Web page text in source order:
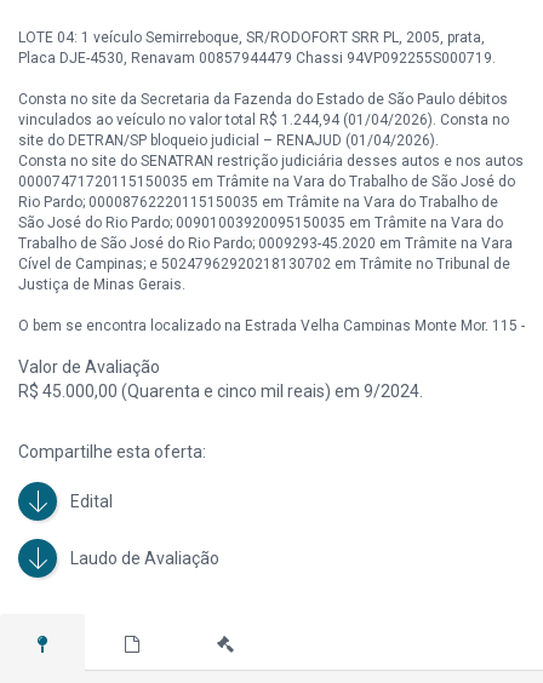
LOTE 04: 1 veículo Semirreboque, SR/RODOFORT SRR PL, 2005, prata,
Placa DJE-4530, Renavam 00857944479 Chassi 94VP092255S000719.
Consta no site da Secretaria da Fazenda do Estado de São Paulo débitos
vinculados ao veículo no valor total R$ 1.244,94 (01/04/2026). Consta no
site do DETRAN/SP bloqueio judicial – RENAJUD (01/04/2026).
Consta no site do SENATRAN restrição judiciária desses autos e nos autos
00007471720115150035 em Trâmite na Vara do Trabalho de São José do
Rio Pardo; 00008762220115150035 em Trâmite na Vara do Trabalho de
São José do Rio Pardo; 00901003920095150035 em Trâmite na Vara do
Trabalho de São José do Rio Pardo; 0009293-45.2020 em Trâmite na Vara
Cível de Campinas; e 50247962920218130702 em Trâmite no Tribunal de
Justiça de Minas Gerais.
O bem se encontra localizado na Estrada Velha Campinas Monte Mor, 115 -
Valor de Avaliação
R$ 45.000,00 (Quarenta e cinco mil reais) em 9/2024.
Compartilhe esta oferta:
Edital
Laudo de Avaliação